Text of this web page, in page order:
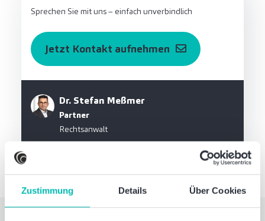
Zustimmung Details Über Cookies
Dr. Stefan Meßmer
Partner
Rechtsanwalt
Sprechen Sie mit uns – einfach unverbindlich
Jetzt Kontakt aufnehmen